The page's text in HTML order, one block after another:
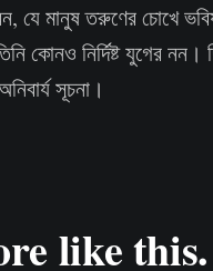
যে মানুষ তরুণের চোখে
কোনও নির্দিষ্ট যুগের নন।
সূচনা।
like this.